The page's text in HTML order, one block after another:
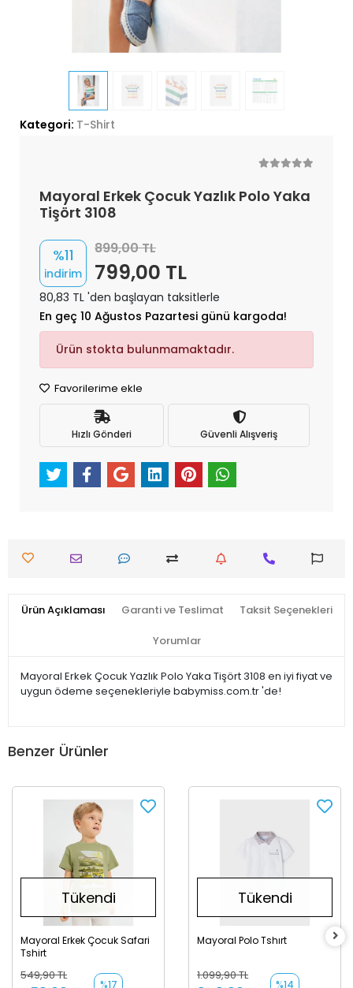
Kategori: T-Shirt
Mayoral Erkek Çocuk Yazlık Polo Yaka
Tişört 3108
%11
indirim
899,00 TL
799,00 TL
80,83 TL 'den başlayan taksitlerle
En geç 10 Ağustos Pazartesi günü kargoda!
Ürün stokta bulunmamaktadır.
Favorilerime ekle
Hızlı Gönderi Güvenli Alışveriş
Ürün Açıklaması Garanti ve Teslimat Taksit Seçenekleri
Yorumlar
Mayoral Erkek Çocuk Yazlık Polo Yaka Tişört 3108 en iyi fiyat ve
uygun ödeme seçenekleriyle babymiss.com.tr 'de!
Benzer Ürünler
Tükendi
Mayoral Erkek Çocuk Safari
Tshirt
549,90 TL
%17
Tükendi
Mayoral Polo Tshırt
1.099,90 TL
%14